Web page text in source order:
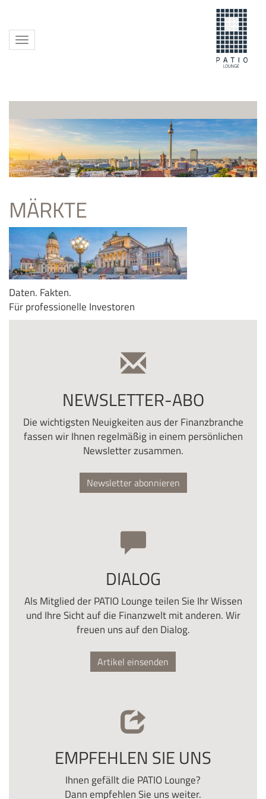
Toggle
navigation
MÄRKTE
Daten. Fakten.
Für professionelle Investoren
NEWSLETTER-ABO
Die wichtigsten Neuigkeiten aus der Finanzbranche
fassen wir Ihnen regelmäßig in einem persönlichen
Newsletter zusammen.
Newsletter abonnieren
DIALOG
Als Mitglied der PATIO Lounge teilen Sie Ihr Wissen
und Ihre Sicht auf die Finanzwelt mit anderen. Wir
freuen uns auf den Dialog.
Artikel einsenden
EMPFEHLEN SIE UNS
Ihnen gefällt die PATIO Lounge?
Dann empfehlen Sie uns weiter.